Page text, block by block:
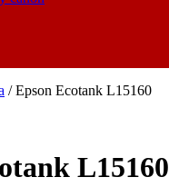
/ Epson Ecotank L15160
L15160